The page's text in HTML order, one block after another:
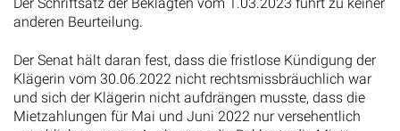
anderen Beurteilung.
Der Senat hält daran fest, dass die fristlose Kündigung der
Klägerin vom 30.06.2022 nicht rechtsmissbräuchlich war
und sich der Klägerin nicht aufdrängen musste, dass die
Mietzahlungen für Mai und Juni 2022 nur versehentlich